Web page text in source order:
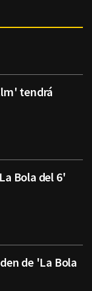
tendrá
Bola del 6'
de 'La Bola